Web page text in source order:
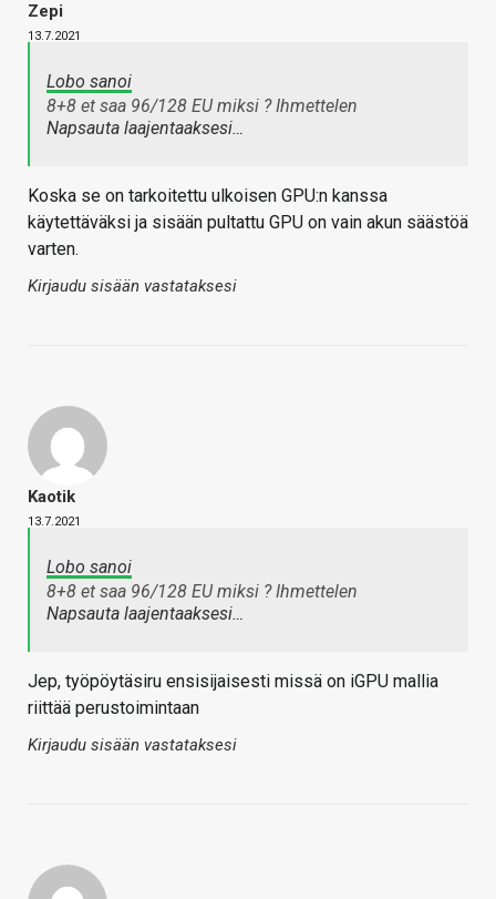
Zepi
13.7.2021
Lobo sanoi
8+8 et saa 96/128 EU miksi ? Ihmettelen
Napsauta laajentaaksesi…
Koska se on tarkoitettu ulkoisen GPU:n kanssa
käytettäväksi ja sisään pultattu GPU on vain akun säästöä
varten.
Kirjaudu sisään vastataksesi
Kaotik
13.7.2021
Lobo sanoi
8+8 et saa 96/128 EU miksi ? Ihmettelen
Napsauta laajentaaksesi…
Jep, työpöytäsiru ensisijaisesti missä on iGPU mallia
riittää perustoimintaan
Kirjaudu sisään vastataksesi